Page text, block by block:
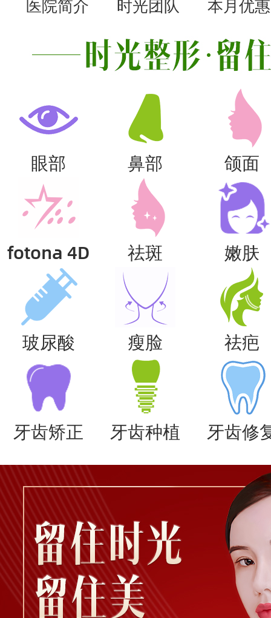
医院简介 时光团队 本月优惠
眼部 鼻部 颌面
fotona 4D 祛斑 嫩肤
玻尿酸 瘦脸 祛疤
牙齿矫正 牙齿种植 牙齿修